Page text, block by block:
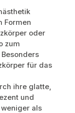
Formen
oder
zum
für das
ihre glatte,
und
als